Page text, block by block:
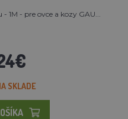
1M - pre ovce a kozy GAU...
SKLADE